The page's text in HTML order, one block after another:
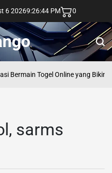
6 20269:26:45 PM 0
Bermain Togel Online yang Bikin
sarms